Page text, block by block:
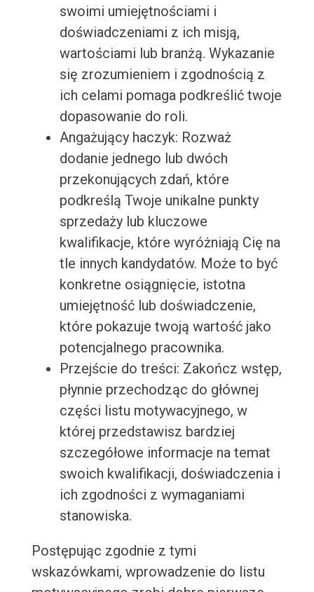
swoimi umiejętnościami i
doświadczeniami z ich misją,
wartościami lub branżą. Wykazanie
się zrozumieniem i zgodnością z
ich celami pomaga podkreślić twoje
dopasowanie do roli.
Angażujący haczyk: Rozważ
dodanie jednego lub dwóch
przekonujących zdań, które
podkreślą Twoje unikalne punkty
sprzedaży lub kluczowe
kwalifikacje, które wyróżniają Cię na
tle innych kandydatów. Może to być
konkretne osiągnięcie, istotna
umiejętność lub doświadczenie,
które pokazuje twoją wartość jako
potencjalnego pracownika.
Przejście do treści: Zakończ wstęp,
płynnie przechodząc do głównej
części listu motywacyjnego, w
której przedstawisz bardziej
szczegółowe informacje na temat
swoich kwalifikacji, doświadczenia i
ich zgodności z wymaganiami
stanowiska.
Postępując zgodnie z tymi
wskazówkami, wprowadzenie do listu